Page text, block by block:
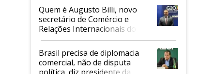
Quem é Augusto Billi, novo
secretário de Comércio e
Relações Internacionais do
Mapa
Brasil precisa de diplomacia
comercial, não de disputa